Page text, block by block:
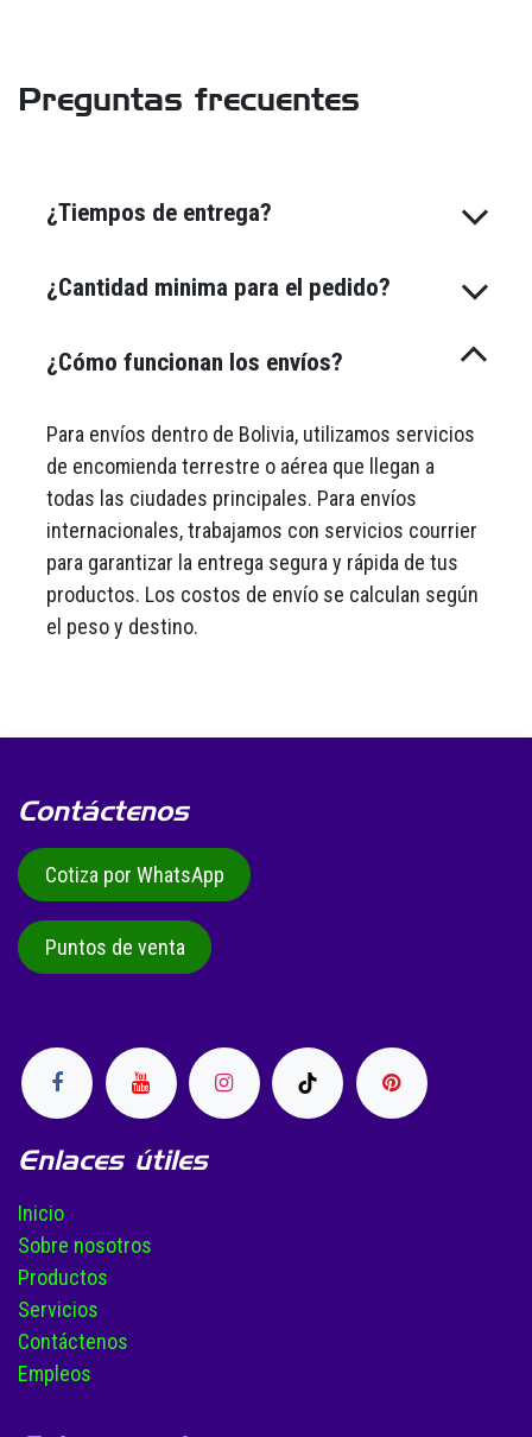
Preguntas frecuentes
¿Tiempos de entrega?
¿Cantidad minima para el pedido?
¿Cómo funcionan los envíos?
Para envíos dentro de Bolivia, utilizamos servicios
de encomienda terrestre o aérea que llegan a
todas las ciudades principales. Para envíos
internacionales, trabajamos con servicios courrier
para garantizar la entrega segura y rápida de tus
productos. Los costos de envío se calculan según
el peso y destino.
Enlaces útiles
Inicio
Sobre nosotros
Productos
Servicios
Contáctenos
Empleos
Contáctenos
Cotiza por WhatsApp
Puntos de venta